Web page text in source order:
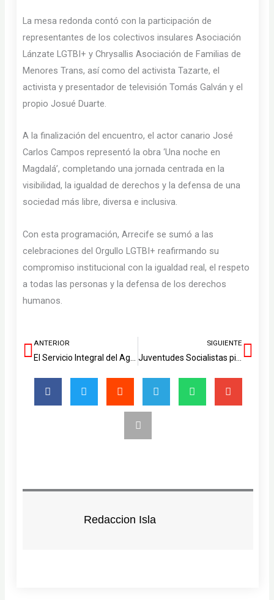
La mesa redonda contó con la participación de
representantes de los colectivos insulares Asociación
Lánzate LGTBI+ y Chrysallis Asociación de Familias de
Menores Trans, así como del activista Tazarte, el
activista y presentador de televisión Tomás Galván y el
propio Josué Duarte.
A la finalización del encuentro, el actor canario José
Carlos Campos representó la obra ‘Una noche en
Magdalá’, completando una jornada centrada en la
visibilidad, la igualdad de derechos y la defensa de una
sociedad más libre, diversa e inclusiva.
Con esta programación, Arrecife se sumó a las
celebraciones del Orgullo LGTBI+ reafirmando su
compromiso institucional con la igualdad real, el respeto
a todas las personas y la defensa de los derechos
humanos.
Ant
ANTERIOR
El Servicio Integral del Agua de Lanzarote y La Graciosa inicia la implantación de sus nuevos canales digitales
SIGUIENTE
Juventudes Socialistas pide al Cabildo que actúe ante la crisis de vivienda que sufre la juventud
Redaccion Isla